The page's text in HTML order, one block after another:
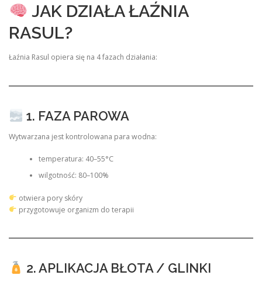
JAK DZIAŁA ŁAŹNIA
RASUL?
Łaźnia Rasul opiera się na 4 fazach działania:
1. FAZA PAROWA
Wytwarzana jest kontrolowana para wodna:
temperatura: 40–55°C
wilgotność: 80–100%
otwiera pory skóry
przygotowuje organizm do terapii
2. APLIKACJA BŁOTA / GLINKI